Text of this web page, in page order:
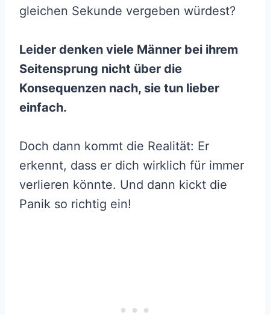
gleichen Sekunde vergeben würdest?
Leider denken viele Männer bei ihrem
Seitensprung nicht über die
Konsequenzen nach, sie tun lieber
einfach.
Doch dann kommt die Realität: Er
erkennt, dass er dich wirklich für immer
verlieren könnte. Und dann kickt die
Panik so richtig ein!